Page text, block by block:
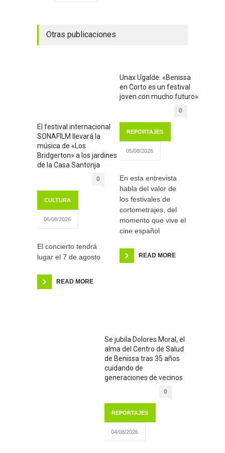
Otras publicaciones
El festival internacional
SONAFILM llevará la
música de «Los
Bridgerton» a los jardines
de la Casa Santonja
0
CULTURA
06/08/2026
El concierto tendrá
lugar el 7 de agosto
READ MORE
Unax Ugalde: «Benissa
en Corto es un festival
joven con mucho futuro»
0
REPORTAJES
05/08/2026
En esta entrevista
habla del valor de
los festivales de
cortometrajes, del
momento que vive el
cine español
READ MORE
Se jubila Dolores Moral, el
alma del Centro de Salud
de Benissa tras 35 años
cuidando de
generaciones de vecinos
0
REPORTAJES
04/08/2026